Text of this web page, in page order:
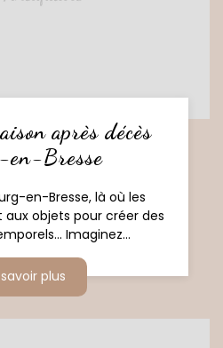
après décès
en-Bresse
en-Bresse, là où les
objets pour créer des
Imaginez...
plus